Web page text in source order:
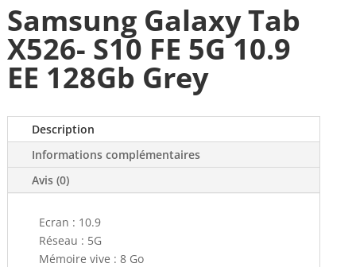
Samsung Galaxy Tab
X526- S10 FE 5G 10.9
EE 128Gb Grey
Description
Informations complémentaires
Avis (0)
Ecran : 10.9
Réseau : 5G
Mémoire vive : 8 Go